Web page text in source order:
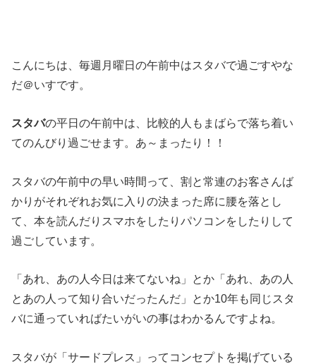
こんにちは、毎週月曜日の午前中はスタバで過ごすやな
だ＠いすです。
スタバの平日の午前中は、比較的人もまばらで落ち着い
てのんびり過ごせます。あ～まったり！！
スタバの午前中の早い時間って、割と常連のお客さんば
かりがそれぞれお気に入りの決まった席に腰を落とし
て、本を読んだりスマホをしたりパソコンをしたりして
過ごしています。
「あれ、あの人今日は来てないね」とか「あれ、あの人
とあの人って知り合いだったんだ」とか10年も同じスタ
バに通っていればたいがいの事はわかるんですよね。
スタバが「サードプレス」ってコンセプトを掲げている